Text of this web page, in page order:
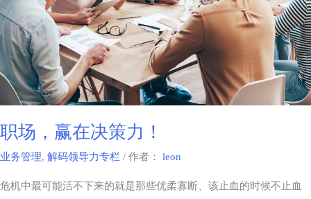
职场，赢在决策力！
业务管理, 解码领导力专栏 / 作者： leon
危机中最可能活不下来的就是那些优柔寡断、该止血的时候不止血